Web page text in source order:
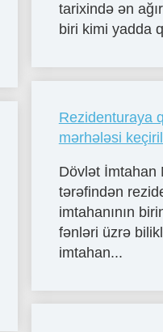
tarixində ən
biri kimi yadda
Rezidenturaya
mərhələsi
Dövlət İmtahan
tərəfindən
imtahanının
fənləri üzrə
imtahan...